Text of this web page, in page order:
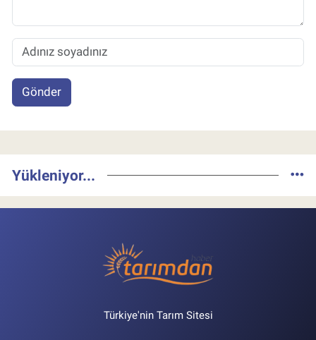
Gönder
Yükleniyor...
Türkiye'nin Tarım Sitesi